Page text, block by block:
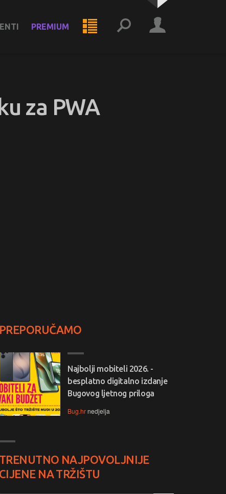
PREMIUM
za PWA
PREPORUČAMO
Najbolji mobiteli 2026. -
besplatno digitalno izdanje
Bugovog ljetnog priloga
Bug.hrnedjelja
TRENUTNO NAJPOVOLJNIJE
CIJENE NA TRŽIŠTU